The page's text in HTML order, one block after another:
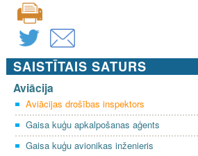
SAISTĪTAIS SATURS
Aviācija
Aviācijas drošības inspektors
Gaisa kuģu apkalpošanas aģents
Gaisa kuģu avionikas inženieris